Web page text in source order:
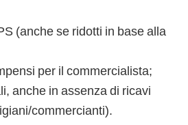
(anche se ridotti in base alla
per il commercialista;
anche in assenza di ricavi
commercianti).